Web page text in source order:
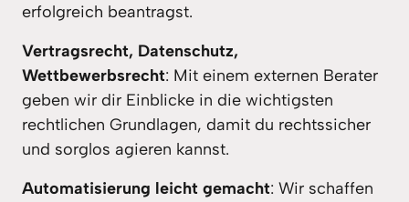
erfolgreich beantragst.
Vertragsrecht, Datenschutz,
Wettbewerbsrecht: Mit einem externen Berater
geben wir dir Einblicke in die wichtigsten
rechtlichen Grundlagen, damit du rechtssicher
und sorglos agieren kannst.
Automatisierung leicht gemacht: Wir schaffen